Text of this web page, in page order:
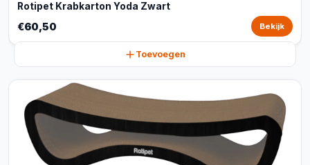
Rotipet Krabkarton Yoda Zwart
€60,50 Bekijk
Toevoegen